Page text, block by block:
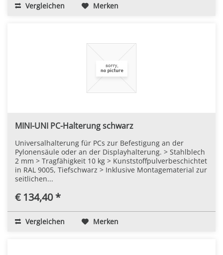
Vergleichen Merken
MINI-UNI PC-Halterung schwarz
Universalhalterung für PCs zur Befestigung an der
Pylonensäule oder an der Displayhalterung. > Stahlblech
2 mm > Tragfähigkeit 10 kg > Kunststoffpulverbeschichtet
in RAL 9005, Tiefschwarz > Inklusive Montagematerial zur
seitlichen...
€ 134,40 *
Vergleichen Merken